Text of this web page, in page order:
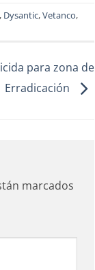
, Dysantic,Vetanco,
para zona de
Erradicación
marcados